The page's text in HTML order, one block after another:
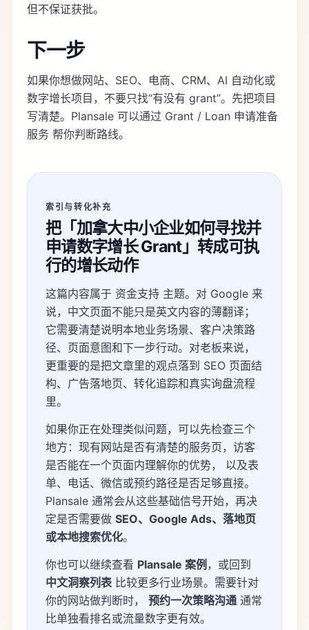
但不保证获批。
下一步
如果你想做网站、SEO、电商、CRM、AI 自动化或
数字增长项目，不要只找“有没有 grant”。先把项目
写清楚。Plansale 可以通过 Grant / Loan 申请准备
服务 帮你判断路线。
索引与转化补充
把「加拿大中小企业如何寻找并
申请数字增长 Grant」转成可执
行的增长动作
这篇内容属于 资金支持 主题。对 Google 来
说，中文页面不能只是英文内容的薄翻译；
它需要清楚说明本地业务场景、客户决策路
径、页面意图和下一步行动。对老板来说，
更重要的是把文章里的观点落到 SEO 页面结
构、广告落地页、转化追踪和真实询盘流程
里。
如果你正在处理类似问题，可以先检查三个
地方：现有网站是否有清楚的服务页，访客
是否能在一个页面内理解你的优势， 以及表
单、电话、微信或预约路径是否足够直接。
Plansale 通常会从这些基础信号开始，再决
定是否需要做 SEO、Google Ads、落地页
或本地搜索优化。
你也可以继续查看 Plansale 案例 ，或回到
中文洞察列表 比较更多行业场景。需要针对
你的网站做判断时， 预约一次策略沟通通常
比单独看排名或流量数字更有效。